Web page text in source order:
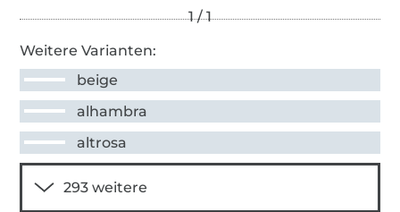
Weitere Varianten:
beige
alhambra
altrosa